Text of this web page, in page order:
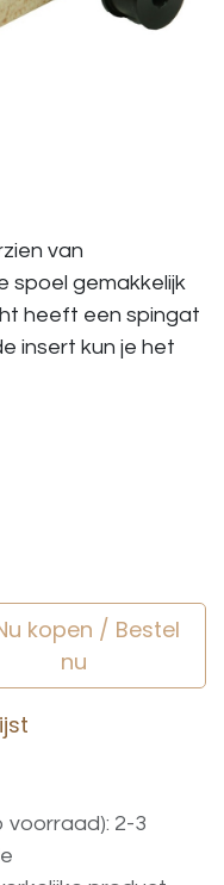
van
spoel gemakkelijk
heeft een spingat
insert kun je het
kopen / Bestel
nu
voorraad): 2-3